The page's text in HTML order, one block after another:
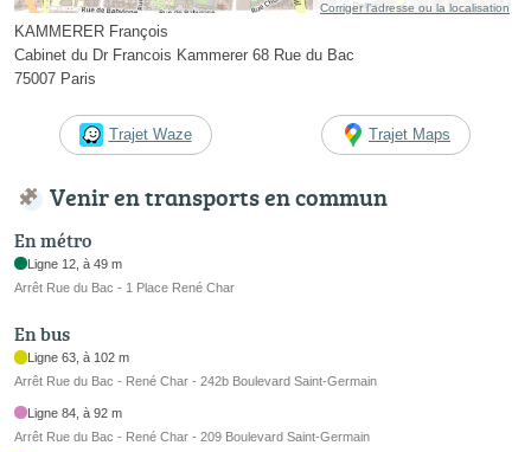
Corriger l’adresse ou la localisation
KAMMERER François
Cabinet du Dr Francois Kammerer 68 Rue du Bac
75007 Paris
Trajet Waze Trajet Maps
Venir en transports en commun
En métro
Ligne 12, à 49 m
Arrêt Rue du Bac - 1 Place René Char
En bus
Ligne 63, à 102 m
Arrêt Rue du Bac - René Char - 242b Boulevard Saint-Germain
Ligne 84, à 92 m
Arrêt Rue du Bac - René Char - 209 Boulevard Saint-Germain